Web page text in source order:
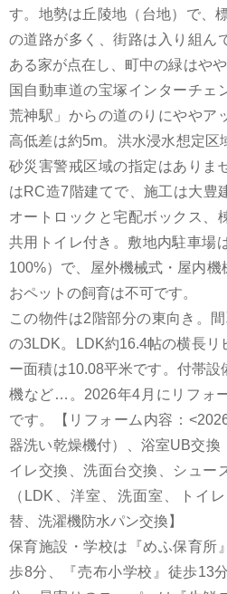
す。地勢は丘陵地（台地）で、
の道路が多く、街路は入り組ん
ある家が点在し、町中の緑はや
国自動車道の宝塚インターチェ
荒神駅」からの道のりにややア
高低差は約5m。洪水浸水想定区
砂災害警戒区域の指定はありま
はRC造7階建てで、施工は大豊
オートロックと宅配ボックス、
共用トイレ付き。敷地内駐車場
100%）で、屋外機械式・屋内
おペットの飼育は不可です。
この物件は2階部分の東向き。
の3LDK。LDK約16.4帖の横長リ
ー面積は10.08平米です。付帯
機など…。2026年4月にリフォ
です。【リフォーム内容：
器洗い乾燥機付）、浴室UB交換
イレ交換、洗面台交換、シュー
（LDK、洋室、洗面室、トイ
替、洗濯機防水パン交換】
保育施設・学校は『めふ保育所
歩8分、『売布小学校』徒歩13